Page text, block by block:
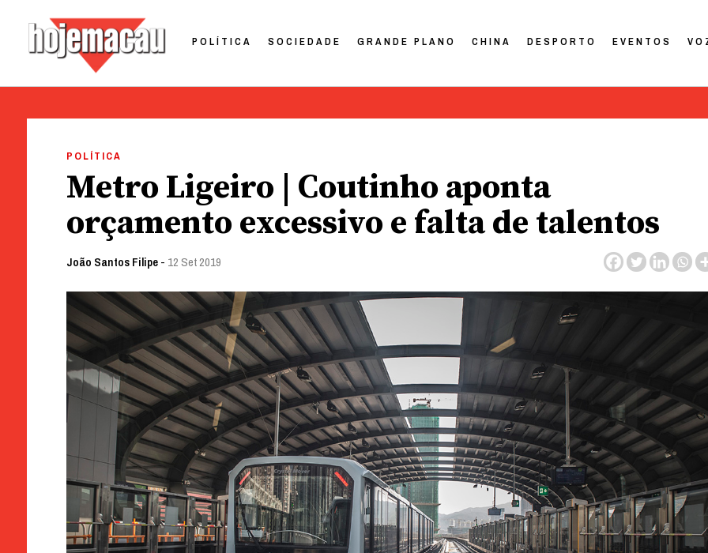
POLÍTICA SOCIEDADE GRANDE PLANO CHINA DESPORTO EVENTOS
POLÍTICA
Metro Ligeiro | Coutinho aponta
orçamento excessivo e falta de talentos
João Santos Filipe- 12 Set 2019